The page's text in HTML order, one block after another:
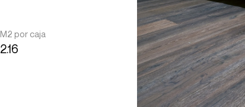
M2 por caja
2.16